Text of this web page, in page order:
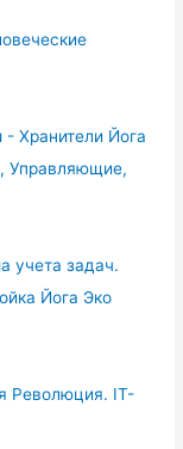
Хранители Йога
Управляющие,
учета задач.
Йога Эко
Революция. IT-